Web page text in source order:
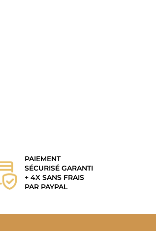
PAIEMENT
SÉCURISÉ GARANTI
+ 4X SANS FRAIS
PAR PAYPAL